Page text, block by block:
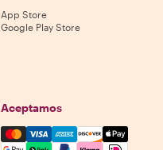
App Store
Google Play Store
Aceptamos
Mastercard, Visa, Amex,